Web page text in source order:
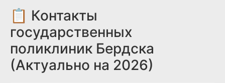
📋 Контакты
государственных
поликлиник Бердска
(Актуально на 2026)